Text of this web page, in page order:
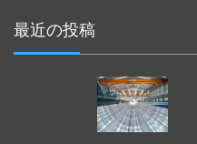
最近の投稿